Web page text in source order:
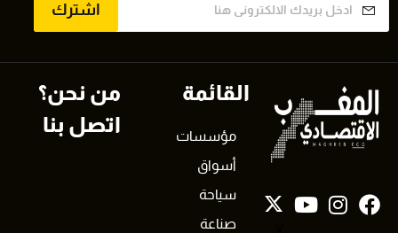
اشترك
القائمة
مؤسسات
أسواق
سياحة
صناعة
من نحن؟
اتصل بنا